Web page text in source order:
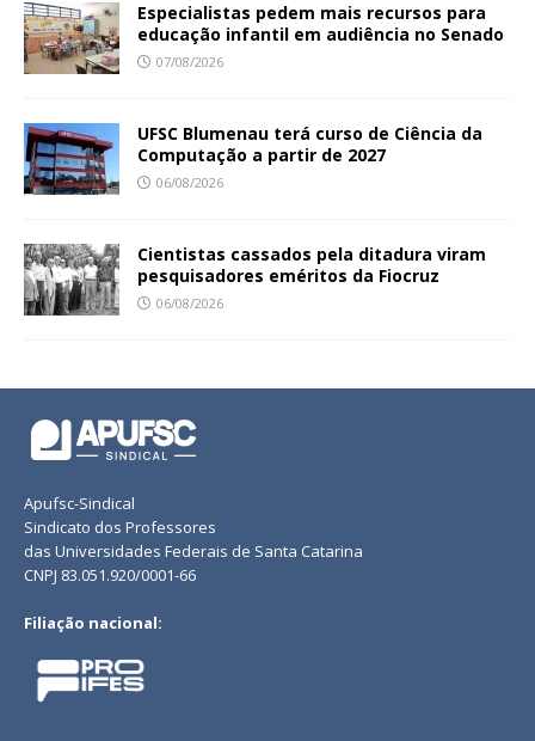
Especialistas pedem mais recursos para
educação infantil em audiência no Senado
07/08/2026
UFSC Blumenau terá curso de Ciência da
Computação a partir de 2027
06/08/2026
Cientistas cassados pela ditadura viram
pesquisadores eméritos da Fiocruz
06/08/2026
Apufsc-Sindical
Sindicato dos Professores
das Universidades Federais de Santa Catarina
CNPJ 83.051.920/0001-66
Filiação nacional: